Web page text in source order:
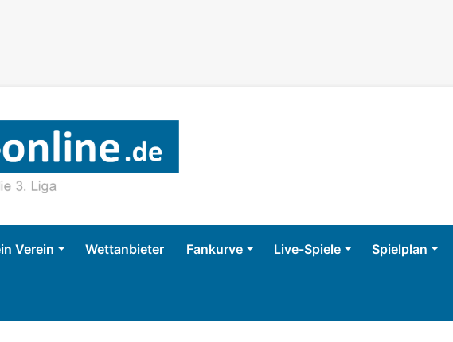
Verein Wettanbieter Fankurve Live-Spiele Spielplan